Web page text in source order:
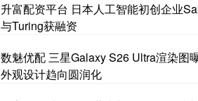
升富配资平台 日本人工智能初创企业
与Turing获融资
数魅优配 三星Galaxy S26 Ultra渲染图
外观设计趋向圆润化